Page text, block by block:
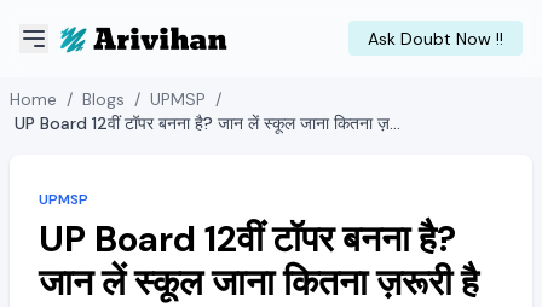
Ask Doubt Now !!
Home / Blogs / UPMSP /
UP Board 12वीं टॉपर बनना है? जान लें स्कूल जाना कितना ज़रूरी है
UPMSP
UP Board 12वीं टॉपर बनना है?
जान लें स्कूल जाना कितना ज़रूरी है